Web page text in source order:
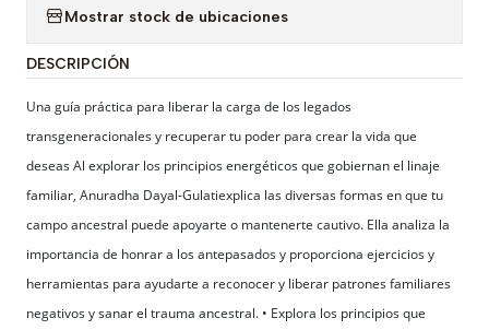
Mostrar stock de ubicaciones
DESCRIPCIÓN
Una guía práctica para liberar la carga de los legados
transgeneracionales y recuperar tu poder para crear la vida que
deseas Al explorar los principios energéticos que gobiernan el linaje
familiar, Anuradha Dayal-Gulatiexplica las diversas formas en que tu
campo ancestral puede apoyarte o mantenerte cautivo. Ella analiza la
importancia de honrar a los antepasados y proporciona ejercicios y
herramientas para ayudarte a reconocer y liberar patrones familiares
negativos y sanar el trauma ancestral. • Explora los principios que